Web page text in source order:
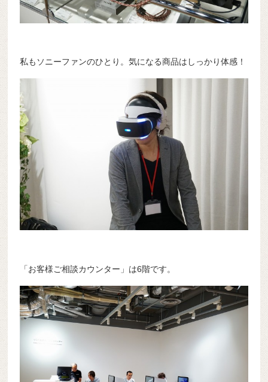
私もソニーファンのひとり。気になる商品はしっかり体感！
「お客様ご相談カウンター」は6階です。